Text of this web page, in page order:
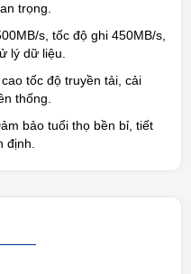
trọng.
s, tốc độ ghi450MB/s,
lý dữ liệu.
tốc độ truyền tải, cải
thống.
bảo tuổi thọ bền bỉ, tiết
định.